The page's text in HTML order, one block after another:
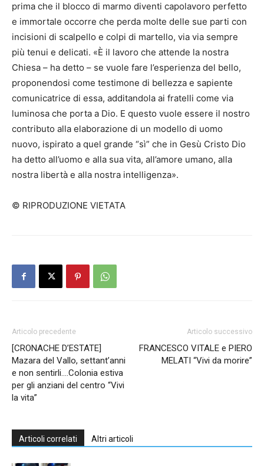
prima che il blocco di marmo diventi capolavoro perfetto
e immortale occorre che perda molte delle sue parti con
incisioni di scalpello e colpi di martello, via via sempre
più tenui e delicati. «È il lavoro che attende la nostra
Chiesa – ha detto – se vuole fare l’esperienza del bello,
proponendosi come testimone di bellezza e sapiente
comunicatrice di essa, additandola ai fratelli come via
luminosa che porta a Dio. E questo vuole essere il nostro
contributo alla elaborazione di un modello di uomo
nuovo, ispirato a quel grande “sì” che in Gesù Cristo Dio
ha detto all’uomo e alla sua vita, all’amore umano, alla
nostra libertà e alla nostra intelligenza».
© RIPRODUZIONE VIETATA
Articolo precedente
[CRONACHE D’ESTATE]
Mazara del Vallo, settant’anni
e non sentirli….Colonia estiva
per gli anziani del centro “Vivi
la vita”
Articolo successivo
FRANCESCO VITALE e PIERO
MELATI “Vivi da morire”
Articoli correlati Altri articoli